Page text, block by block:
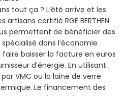
tout ça ? L’été arrive et les
certifié RGE BERTHEN
permettent de bénéficier des
dans l’économie
faire baisser la facture en euros
d’énergie. En utilisant
VMC ou la laine de verre
Le financement des